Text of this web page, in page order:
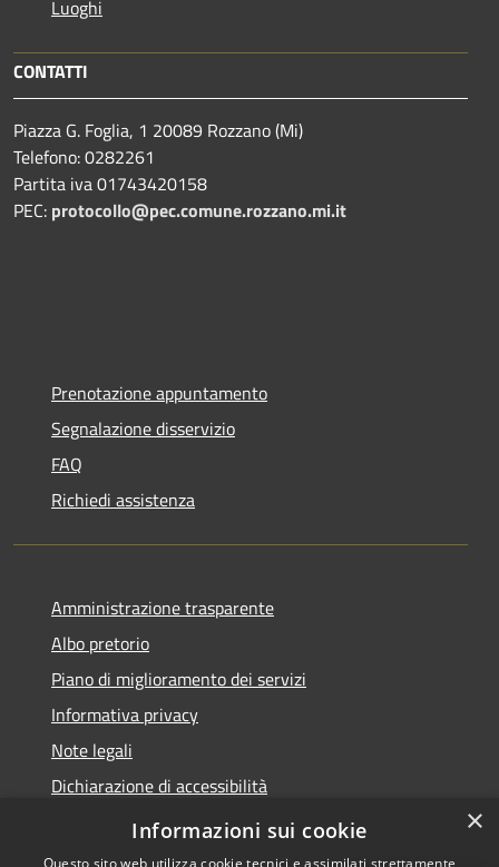
Luoghi
CONTATTI
Piazza G. Foglia, 1 20089 Rozzano (Mi)
Telefono: 0282261
Partita iva 01743420158
PEC: protocollo@pec.comune.rozzano.mi.it
Prenotazione appuntamento
Segnalazione disservizio
FAQ
Richiedi assistenza
Amministrazione trasparente
Albo pretorio
Piano di miglioramento dei servizi
Informativa privacy
Note legali
Dichiarazione di accessibilità
Obiettivi di accessibilità per l'anno 2025
×
Informazioni sui cookie
Questo sito web utilizza cookie tecnici e assimilati strettamente